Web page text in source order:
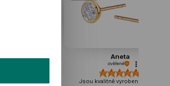
Jsou kvalitně vyrobené, nemají